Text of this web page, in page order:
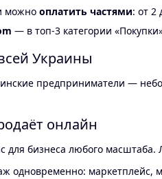
можно оплатить частями: от 2
— в топ-3 категории
Украины
предприниматели —
онлайн
для бизнеса любого масштаба.
одновременно: маркетплейс,